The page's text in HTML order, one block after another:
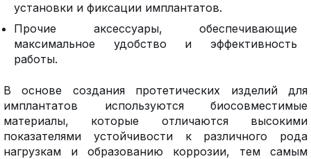
установки и фиксации имплантатов.
Прочие аксессуары, обеспечивающие
максимальное удобство и эффективность
работы.
В основе создания протетических изделий для
имплантатов используются биосовместимые
материалы, которые отличаются высокими
показателями устойчивости к различного рода
нагрузкам и образованию коррозии, тем самым